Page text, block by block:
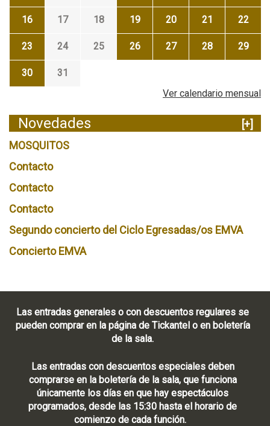
16 17 18 19 20 21 22
23 24 25 26 27 28 29
30
31
Ver calendario mensual
Novedades
[+]
MOSQUITOS
Contacto
Contacto
Contacto
Segundo concierto del Ciclo Egresadas/os EMVA
Concierto EMVA
Las entradas generales o con descuentos regulares se
pueden comprar en la página de Tickantel o en boletería
de la sala.
Las entradas con descuentos especiales deben
comprarse en la boletería de la sala, que funciona
únicamente los días en que hay espectáculos
programados, desde las 15:30 hasta el horario de
comienzo de cada función.